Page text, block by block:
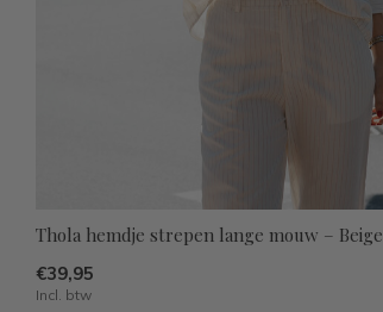
Thola hemdje strepen lange mouw – Beige
€39,95
Incl. btw